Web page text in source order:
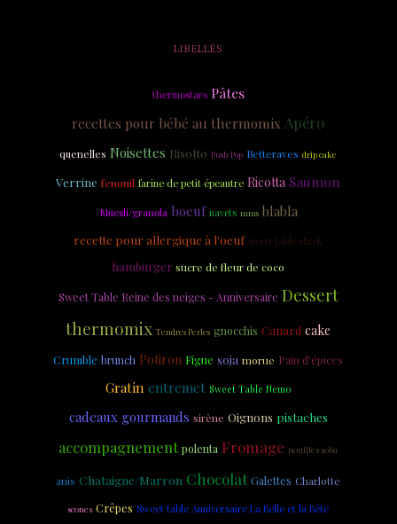
LIBELLÉS
thermostars Pâtes
recettes pour bébé au thermomix Apéro
quenelles Noisettes Risotto Push Pop Betteraves drip cake
Verrine fenouil farine de petit épeautre Ricotta Saumon
Muesli/granola boeuf navets mms blabla
recette pour allergique à l'oeuf sweet table shrek
hamburger sucre de fleur de coco
Sweet Table Reine des neiges - Anniversaire Dessert
thermomix Tendres Perles gnocchis Canard cake
Crumble brunch Potiron Figue soja morue Pain d'épices
Gratin entremet Sweet Table Nemo
cadeaux gourmands sirène Oignons pistaches
accompagnement polenta Fromage nouilles soba
anis Chataigne/Marron Chocolat Galettes Charlotte
scones Crêpes Sweet table Anniversaire La Belle et la Bête